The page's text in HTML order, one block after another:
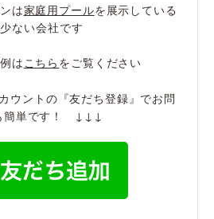
は家庭用プールを展示している
ない会社です
はこちら をご覧ください
ントの『友だち登録』でお問
簡単です！ ↓↓↓